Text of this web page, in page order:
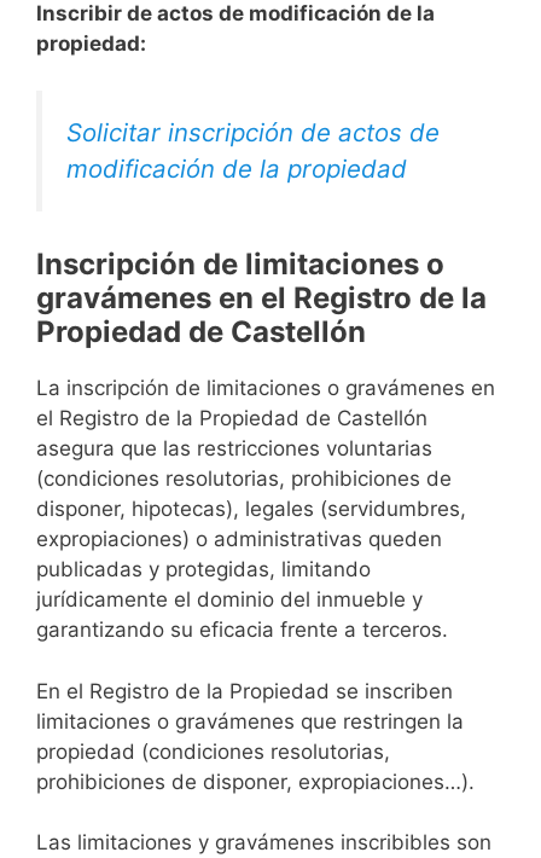
Inscribir de actos de modificación de la
propiedad:
Solicitar inscripción de actos de
modificación de la propiedad
Inscripción de limitaciones o
gravámenes en el Registro de la
Propiedad de Castellón
La inscripción de limitaciones o gravámenes en
el Registro de la Propiedad de Castellón
asegura que las restricciones voluntarias
(condiciones resolutorias, prohibiciones de
disponer, hipotecas), legales (servidumbres,
expropiaciones) o administrativas queden
publicadas y protegidas, limitando
jurídicamente el dominio del inmueble y
garantizando su eficacia frente a terceros.
En el Registro de la Propiedad se inscriben
limitaciones o gravámenes que restringen la
propiedad (condiciones resolutorias,
prohibiciones de disponer, expropiaciones…).
Las limitaciones y gravámenes inscribibles son